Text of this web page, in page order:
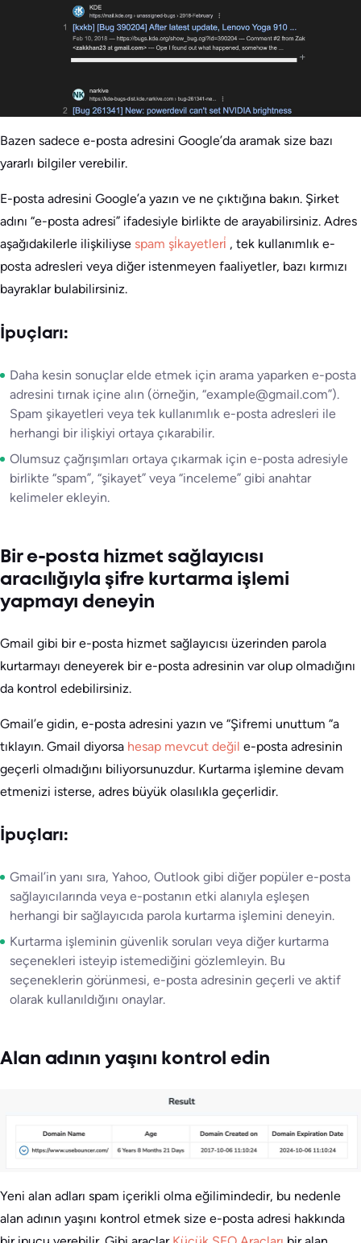
Bazen sadece e-posta adresini Google’da aramak size bazı
yararlı bilgiler verebilir.
E-posta adresini Google’a yazın ve ne çıktığına bakın. Şirket
adını “e-posta adresi” ifadesiyle birlikte de arayabilirsiniz. Adres
aşağıdakilerle ilişkiliyse spam şi̇kayetleri̇ , tek kullanımlık e-
posta adresleri veya diğer istenmeyen faaliyetler, bazı kırmızı
bayraklar bulabilirsiniz.
İpuçları:
Daha kesin sonuçlar elde etmek için arama yaparken e-posta
adresini tırnak içine alın (örneğin, “example@gmail.com”).
Spam şikayetleri veya tek kullanımlık e-posta adresleri ile
herhangi bir ilişkiyi ortaya çıkarabilir.
Olumsuz çağrışımları ortaya çıkarmak için e-posta adresiyle
birlikte “spam”, “şikayet” veya “inceleme” gibi anahtar
kelimeler ekleyin.
Bir e-posta hizmet sağlayıcısı
aracılığıyla şifre kurtarma işlemi
yapmayı deneyin
Gmail gibi bir e-posta hizmet sağlayıcısı üzerinden parola
kurtarmayı deneyerek bir e-posta adresinin var olup olmadığını
da kontrol edebilirsiniz.
Gmail’e gidin, e-posta adresini yazın ve “Şifremi unuttum “a
tıklayın. Gmail diyorsa hesap mevcut değil e-posta adresinin
geçerli olmadığını biliyorsunuzdur. Kurtarma işlemine devam
etmenizi isterse, adres büyük olasılıkla geçerlidir.
İpuçları:
Gmail’in yanı sıra, Yahoo, Outlook gibi diğer popüler e-posta
sağlayıcılarında veya e-postanın etki alanıyla eşleşen
herhangi bir sağlayıcıda parola kurtarma işlemini deneyin.
Kurtarma işleminin güvenlik soruları veya diğer kurtarma
seçenekleri isteyip istemediğini gözlemleyin. Bu
seçeneklerin görünmesi, e-posta adresinin geçerli ve aktif
olarak kullanıldığını onaylar.
Alan adının yaşını kontrol edin
Yeni alan adları spam içerikli olma eğilimindedir, bu nedenle
alan adının yaşını kontrol etmek size e-posta adresi hakkında